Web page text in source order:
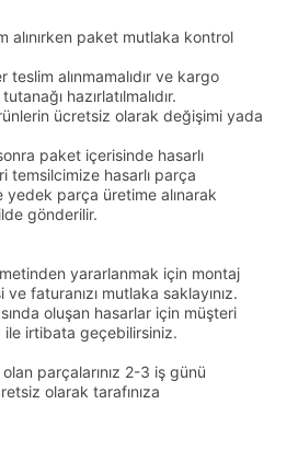
alınırken paket mutlaka kontrol
teslim alınmamalıdır ve kargo
hazırlatılmalıdır.
ücretsiz olarak değişimi yada
paket içerisinde hasarlı
temsilcimize hasarlı parça
yedek parça üretime alınarak
gönderilir.
yararlanmak için montaj
faturanızı mutlaka saklayınız.
oluşan hasarlar için müşteri
irtibata geçebilirsiniz.
parçalarınız 2-3 iş günü
olarak tarafınıza